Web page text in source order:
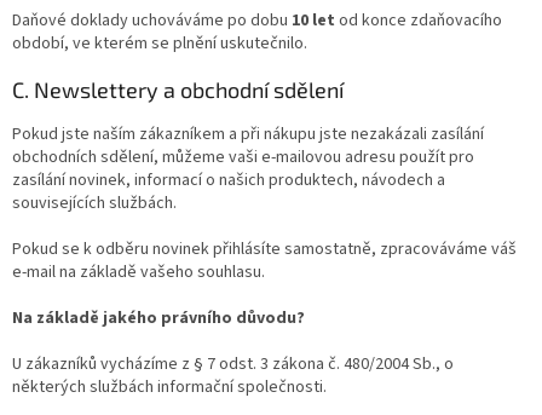
Daňové doklady uchováváme po dobu 10 let od konce zdaňovacího
období, ve kterém se plnění uskutečnilo.
C. Newslettery a obchodní sdělení
Pokud jste naším zákazníkem a při nákupu jste nezakázali zasílání
obchodních sdělení, můžeme vaši e-mailovou adresu použít pro
zasílání novinek, informací o našich produktech, návodech a
souvisejících službách.
Pokud se k odběru novinek přihlásíte samostatně, zpracováváme váš
e-mail na základě vašeho souhlasu.
Na základě jakého právního důvodu?
U zákazníků vycházíme z § 7 odst. 3 zákona č. 480/2004 Sb., o
některých službách informační společnosti.